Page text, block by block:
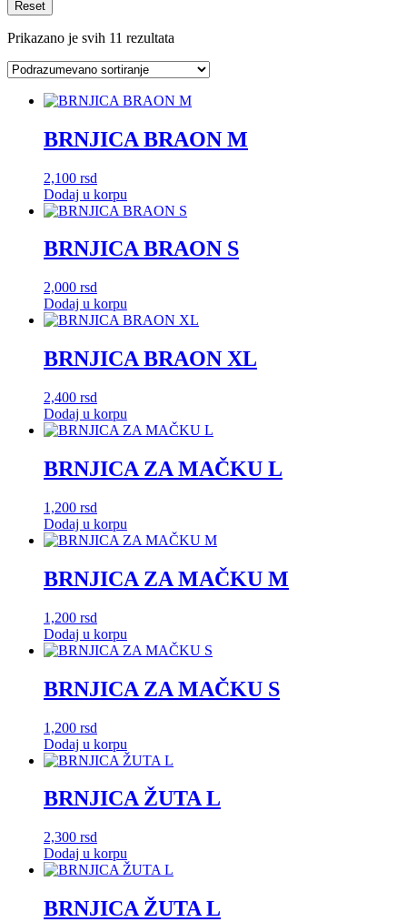
Reset
Prikazano je svih 11 rezultata
BRNJICA BRAON M
2,100 rsd
Dodaj u korpu
BRNJICA BRAON S
2,000 rsd
Dodaj u korpu
BRNJICA BRAON XL
2,400 rsd
Dodaj u korpu
BRNJICA ZA MAČKU L
1,200 rsd
Dodaj u korpu
BRNJICA ZA MAČKU M
1,200 rsd
Dodaj u korpu
BRNJICA ZA MAČKU S
1,200 rsd
Dodaj u korpu
BRNJICA ŽUTA L
2,300 rsd
Dodaj u korpu
BRNJICA ŽUTA L